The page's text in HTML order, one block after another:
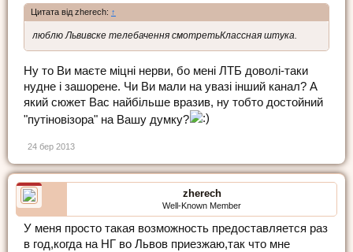
Цитата від zherech: ↑
люблю Львивске телебачення смотретьКлассная штука.
Ну то Ви маєте міцні нерви, бо мені ЛТБ доволі-таки
нудне і зашорене. Чи Ви мали на увазі інший канал? А
який сюжет Вас найбільше вразив, ну тобто достойний
"путіновізора" на Вашу думку?
24 бер 2013
zherech
Well-Known Member
У меня просто такая возможность предоставляется раз
в год,когда на НГ во Львов приезжаю,так что мне